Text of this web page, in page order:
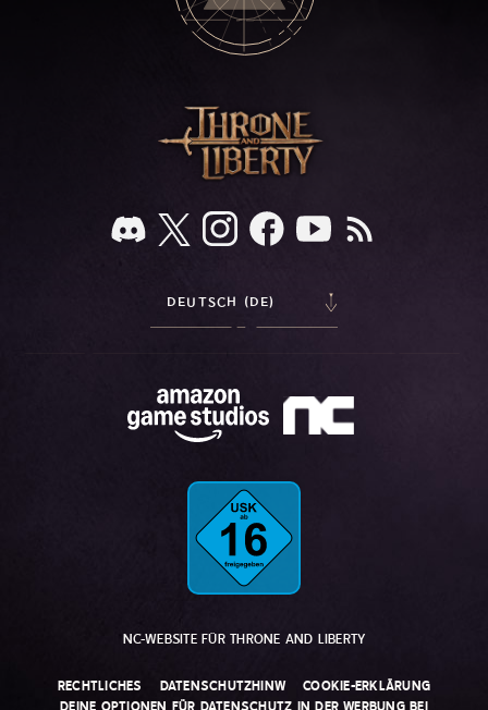
DEUTSCH (DE)
NC-WEBSITE FÜR THRONE AND LIBERTY
RECHTLICHES DATENSCHUTZHINW
COOKIE-ERKLÄRUNG
DEINE OPTIONEN FÜR DATENSCHUTZ IN DER WERBUNG BEI